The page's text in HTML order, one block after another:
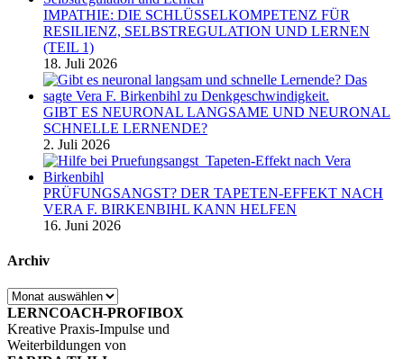
IMPATHIE: DIE SCHLÜSSELKOMPETENZ FÜR
RESILIENZ, SELBSTREGULATION UND LERNEN
(TEIL 1)
18. Juli 2026
GIBT ES NEURONAL LANGSAME UND NEURONAL
SCHNELLE LERNENDE?
2. Juli 2026
PRÜFUNGSANGST? DER TAPETEN-EFFEKT NACH
VERA F. BIRKENBIHL KANN HELFEN
16. Juni 2026
Archiv
Archiv
LERNCOACH-PROFIBOX
Kreative Praxis-Impulse und
Weiterbildungen von